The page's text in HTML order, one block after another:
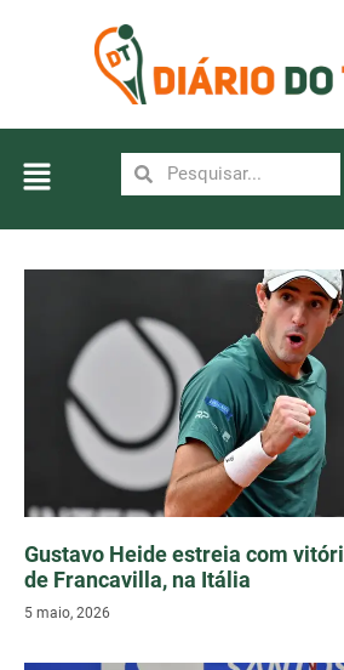
Gustavo Heide estreia com
de Francavilla, na Itália
5 maio, 2026